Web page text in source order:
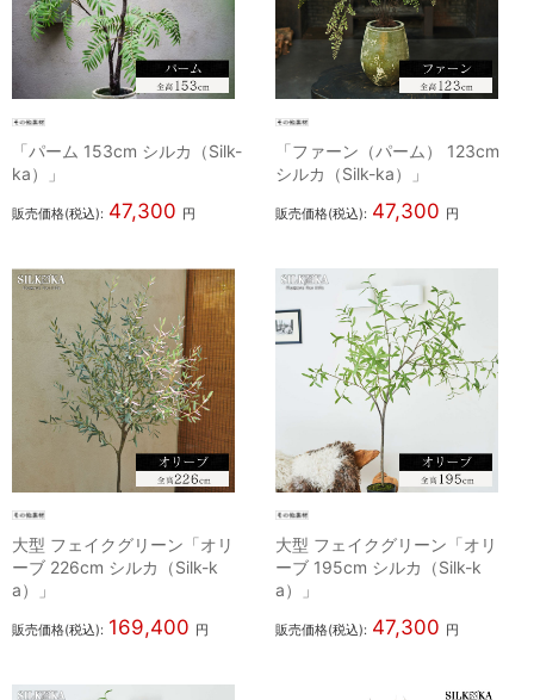
「パーム 153cm シルカ（Silk-
ka）」
販売価格(税込): 47,300 円
「ファーン（パーム） 123cm
シルカ（Silk-ka）」
販売価格(税込): 47,300 円
大型 フェイクグリーン「オリ
ーブ 226cm シルカ（Silk-k
a）」
販売価格(税込): 169,400 円
大型 フェイクグリーン「オリ
ーブ 195cm シルカ（Silk-k
a）」
販売価格(税込): 47,300 円